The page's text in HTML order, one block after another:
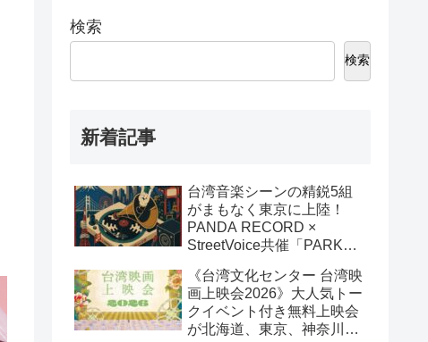
検索
検索
新着記事
台湾音楽シーンの精鋭5組
がまもなく東京に上陸！
PANDA RECORD ×
StreetVoice共催「PARK
好評発売中！
《台湾文化センター 台湾映
画上映会2026》大人気トー
クイベント付き無料上映会
が北海道、東京、神奈川、